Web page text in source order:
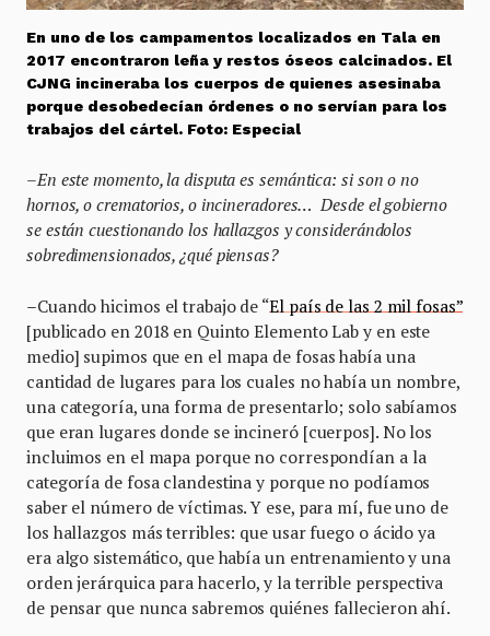
En uno de los campamentos localizados en Tala en
2017 encontraron leña y restos óseos calcinados. El
CJNG incineraba los cuerpos de quienes asesinaba
porque desobedecían órdenes o no servían para los
trabajos del cártel. Foto: Especial
–En este momento, la disputa es semántica: si son o no
hornos, o crematorios, o incineradores… Desde el gobierno
se están cuestionando los hallazgos y considerándolos
sobredimensionados, ¿qué piensas?
–Cuando hicimos el trabajo de “El país de las 2 mil fosas”
[publicado en 2018 en Quinto Elemento Lab y en este
medio] supimos que en el mapa de fosas había una
cantidad de lugares para los cuales no había un nombre,
una categoría, una forma de presentarlo; solo sabíamos
que eran lugares donde se incineró [cuerpos]. No los
incluimos en el mapa porque no correspondían a la
categoría de fosa clandestina y porque no podíamos
saber el número de víctimas. Y ese, para mí, fue uno de
los hallazgos más terribles: que usar fuego o ácido ya
era algo sistemático, que había un entrenamiento y una
orden jerárquica para hacerlo, y la terrible perspectiva
de pensar que nunca sabremos quiénes fallecieron ahí.